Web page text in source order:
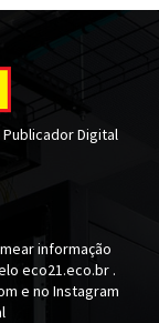
Digital
informação
eco21.eco.br .
e no Instagram